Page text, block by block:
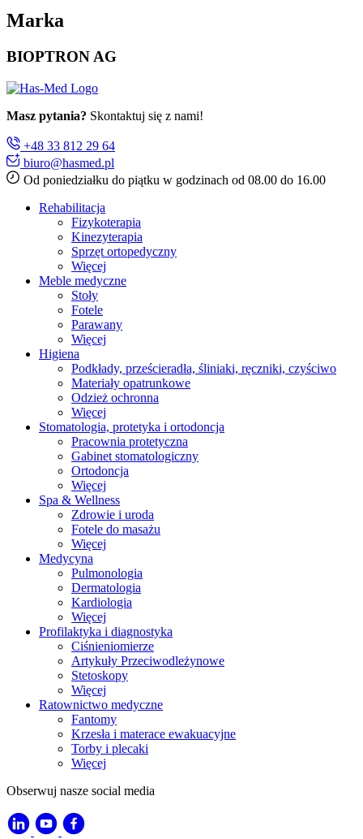
Marka
BIOPTRON AG
Masz pytania? Skontaktuj się z nami!
+48 33 812 29 64
biuro@hasmed.pl
Od poniedziałku do piątku w godzinach od 08.00 do 16.00
Rehabilitacja
Fizykoterapia
Kinezyterapia
Sprzęt ortopedyczny
Więcej
Meble medyczne
Stoły
Fotele
Parawany
Więcej
Higiena
Podkłady, prześcieradła, śliniaki, ręczniki, czyściwo
Materiały opatrunkowe
Odzież ochronna
Więcej
Stomatologia, protetyka i ortodoncja
Pracownia protetyczna
Gabinet stomatologiczny
Ortodoncja
Więcej
Spa & Wellness
Zdrowie i uroda
Fotele do masażu
Więcej
Medycyna
Pulmonologia
Dermatologia
Kardiologia
Więcej
Profilaktyka i diagnostyka
Ciśnieniomierze
Artykuły Przeciwodleżynowe
Stetoskopy
Więcej
Ratownictwo medyczne
Fantomy
Krzesła i materace ewakuacyjne
Torby i plecaki
Więcej
Obserwuj nasze social media